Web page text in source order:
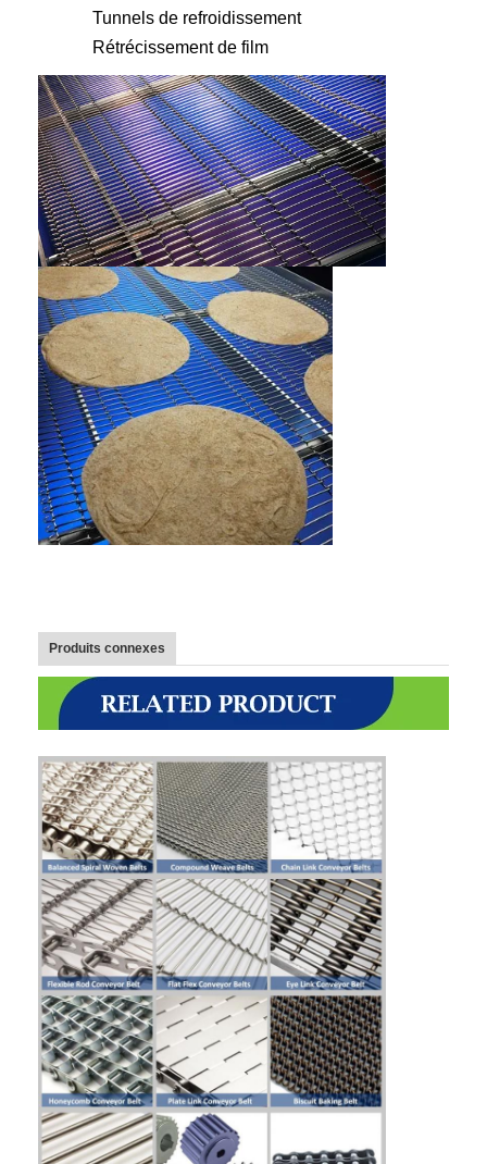
Tunnels de refroidissement
Rétrécissement de film
Produits connexes